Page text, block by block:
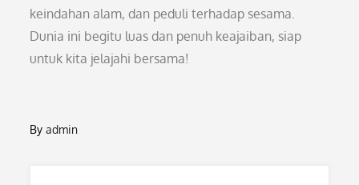
keindahan alam, dan peduli terhadap sesama.
Dunia ini begitu luas dan penuh keajaiban, siap
untuk kita jelajahi bersama!
Byadmin